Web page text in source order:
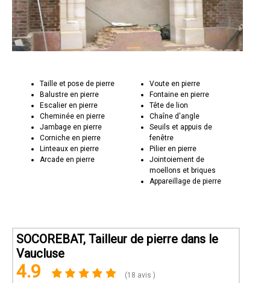
Taille et pose de pierre
Balustre en pierre
Escalier en pierre
Cheminée en pierre
Jambage en pierre
Corniche en pierre
Linteaux en pierre
Arcade en pierre
Voute en pierre
Fontaine en pierre
Tête de lion
Chaîne d'angle
Seuils et appuis de
fenêtre
Pilier en pierre
Jointoiement de
moellons et briques
Appareillage de pierre
SOCOREBAT, Tailleur de pierre dans le
Vaucluse
4.9 (18 avis )